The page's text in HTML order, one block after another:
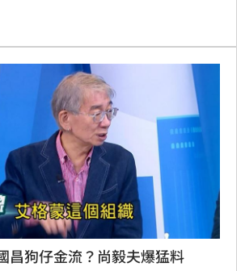
》中質疑，若廚餘蒸煮設備4月就故
證遭收押，但只有他們嗎？
昌狗仔金流？尚毅夫爆猛料